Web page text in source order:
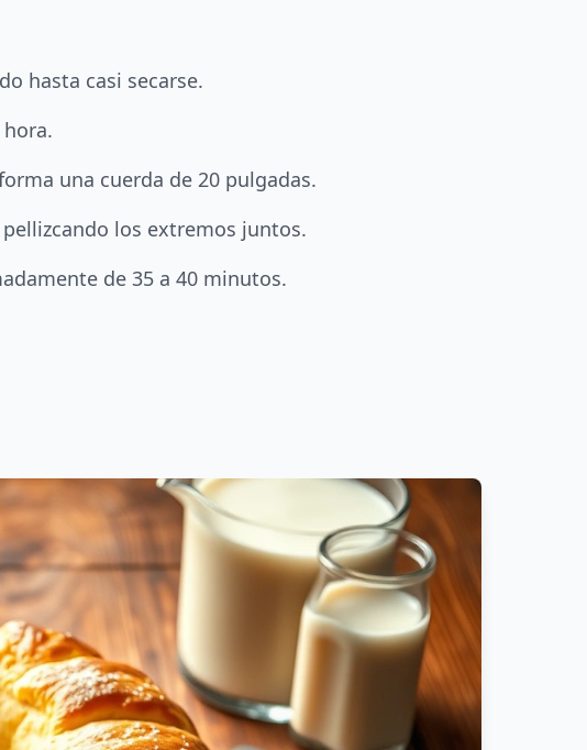
hasta casi secarse.
una cuerda de 20 pulgadas.
los extremos juntos.
de 35 a 40 minutos.